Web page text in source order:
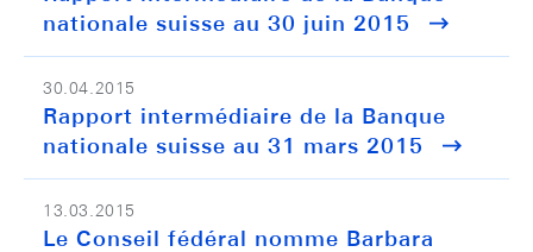
nationale suisse au 30 juin 2015
30.04.2015
Rapport intermédiaire de la Banque
nationale suisse au 31 mars 2015
13.03.2015
Le Conseil fédéral nomme Barbara